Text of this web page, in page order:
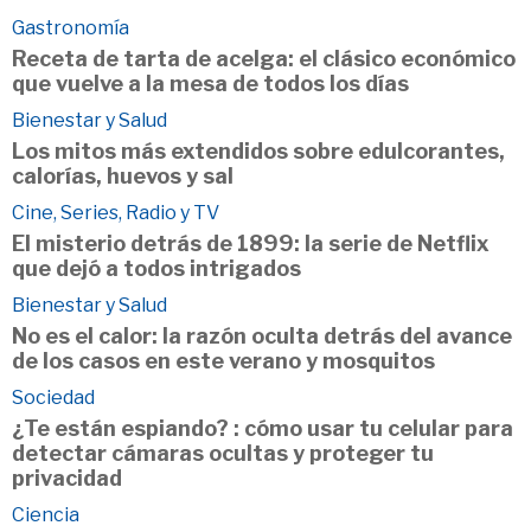
Gastronomía
Receta de tarta de acelga: el clásico económico
que vuelve a la mesa de todos los días
Bienestar y Salud
Los mitos más extendidos sobre edulcorantes,
calorías, huevos y sal
Cine, Series, Radio y TV
El misterio detrás de 1899: la serie de Netflix
que dejó a todos intrigados
Bienestar y Salud
No es el calor: la razón oculta detrás del avance
de los casos en este verano y mosquitos
Sociedad
¿Te están espiando? : cómo usar tu celular para
detectar cámaras ocultas y proteger tu
privacidad
Ciencia